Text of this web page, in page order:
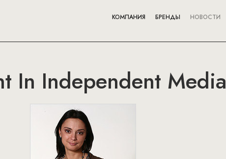
КОМПАНИЯ БРЕНДЫ НОВОСТИ
In Independent Media